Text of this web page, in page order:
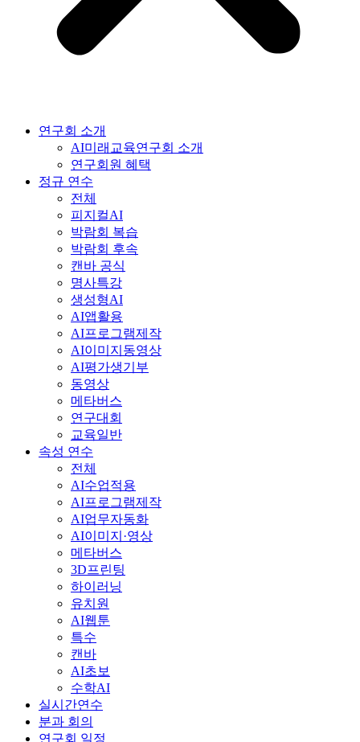
연구회 소개
AI미래교육연구회 소개
연구회원 혜택
정규 연수
전체
피지컬AI
박람회 복습
박람회 후속
캔바 공식
명사특강
생성형AI
AI앱활용
AI프로그램제작
AI이미지동영상
AI평가생기부
동영상
메타버스
연구대회
교육일반
속성 연수
전체
AI수업적용
AI프로그램제작
AI업무자동화
AI이미지·영상
메타버스
3D프린팅
하이러닝
유치원
AI웹툰
특수
캔바
AI초보
수학AI
실시간연수
분과 회의
연구회 일정